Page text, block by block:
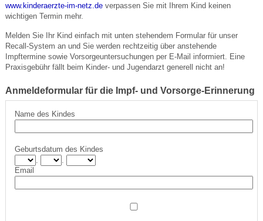
www.kinderaerzte-im-netz.deverpassen Sie mit Ihrem Kind keinen
wichtigen Termin mehr.
Melden Sie Ihr Kind einfach mit unten stehendem Formular für unser
Recall-System an und Sie werden rechtzeitig über anstehende
Impftermine sowie Vorsorgeuntersuchungen per E-Mail informiert. Eine
Praxisgebühr fällt beim Kinder- und Jugendarzt generell nicht an!
Anmeldeformular für die Impf- und Vorsorge-Erinnerung
Name des Kindes
Geburtsdatum des Kindes
Email